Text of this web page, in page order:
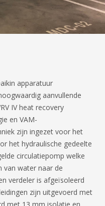
apparatuur
aanvullende
IV heat recovery
en VAM-
zijn ingezet voor het
het hydraulische gedeelte
circulatiepomp welke
van water naar de
verdeler is afgeïsoleerd
zijn uitgevoerd met